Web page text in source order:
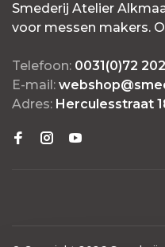
Smederij Atelier
voor messen makers.
Telefoon: 0031(0)72
E-mail:
Adres: Herculesstraat